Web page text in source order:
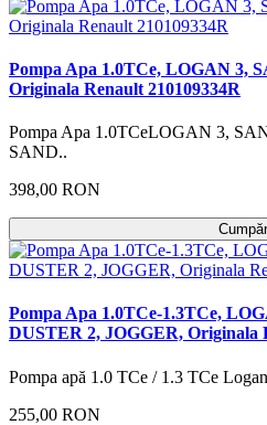
Pompa Apa 1.0TCe, LOGAN 3,
Originala Renault 210109334R
Pompa Apa 1.0TCeLOGAN 3,
SAND..
398,00 RON
Pompa Apa 1.0TCe-1.3TCe,
DUSTER 2, JOGGER, Originala
Pompa apă 1.0 TCe / 1.3 TCe
255,00 RON